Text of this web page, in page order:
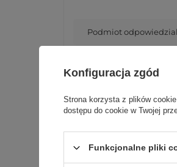
Podmiot
Konfiguracja zgód
Strona korzysta z plików
dostępu do cookie w Twojej
Funkcjonalne pliki